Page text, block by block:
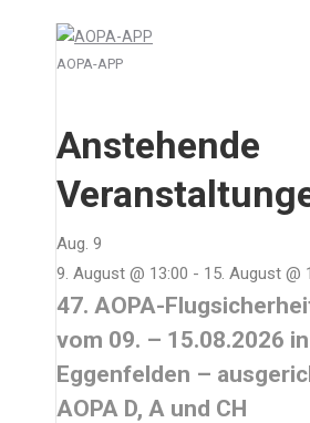
AOPA-APP
Anstehende
Aug. 9
9. August @ 13:00 - 15. August @
47. AOPA-
vom 09. – 15.08.2026 in
Eggenfelden –
AOPA D, A und CH